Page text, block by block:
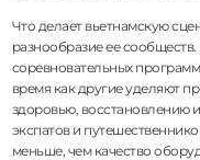
Что делает вьетнамскую
разнообразие ее
соревновательных
время как другие уделяют
здоровью, восстановлению
экспатов и
меньше, чем качество